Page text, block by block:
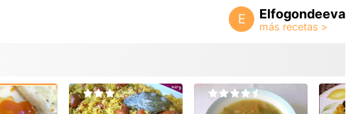
E Elfogondeeva